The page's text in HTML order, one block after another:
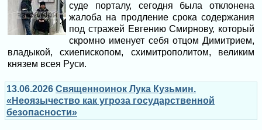
суде порталу, сегодня была отклонена
жалоба на продление срока содержания
под стражей Евгению Смирнову, который
скромно именует себя отцом Димитрием,
владыкой, схиепископом, схимитрополитом, великим
князем всея Руси.
13.06.2026 Священноинок Лука Кузьмин.
«Неоязычество как угроза государственной
безопасности»